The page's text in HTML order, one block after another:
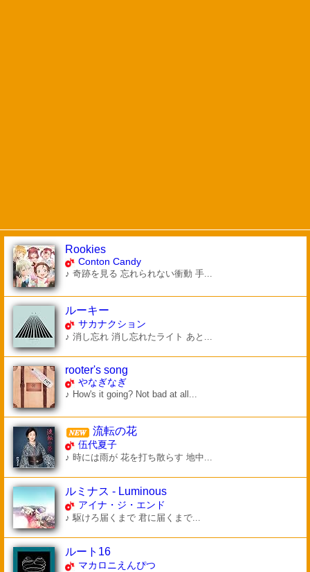
Rookies
Conton Candy
♪ 奇跡を見る 忘れられない衝動 手...
ルーキー
サカナクション
♪ 消し忘れ 消し忘れたライト あと...
rooter's song
やなぎなぎ
♪ How's it going? Not bad at all...
流転の花
伍代夏子
♪ 時には雨が 花を打ち散らす 地中...
ルミナス - Luminous
アイナ・ジ・エンド
♪ 駆けろ届くまで 君に届くまで...
ルート16
マカロニえんぴつ